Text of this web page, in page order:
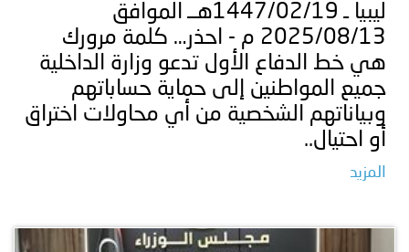
ليبيا ـ 1447/02/19هــ الموافق
2025/08/13 م - احذر… كلمة مرورك
هي خط الدفاع الأول تدعو وزارة الداخلية
جميع المواطنين إلى حماية حساباتهم
وبياناتهم الشخصية من أي محاولات اختراق
أو احتيال..
المزيد